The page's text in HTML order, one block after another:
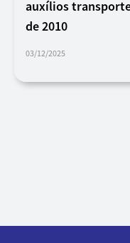
auxílios
de 2010
03/12/2025